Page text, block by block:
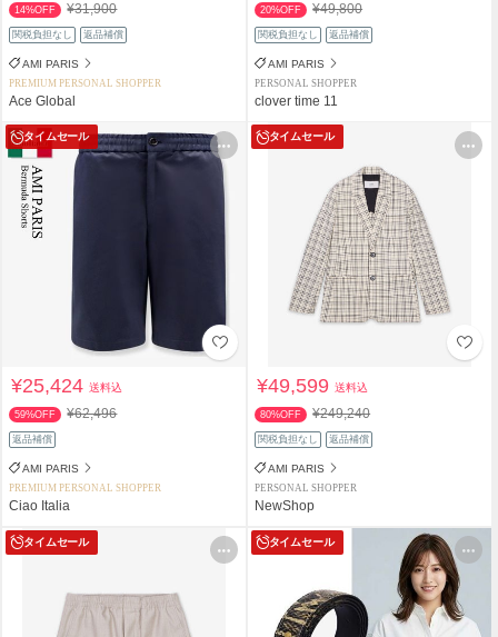
14%OFF ¥31,900
関税負担なし 返品補償
AMI PARIS
PREMIUM PERSONAL SHOPPER
Ace Global
20%OFF ¥49,800
関税負担なし 返品補償
AMI PARIS
PERSONAL SHOPPER
clover time 11
タイムセール
¥25,424送料込
59%OFF ¥62,496
返品補償
AMI PARIS
PREMIUM PERSONAL SHOPPER
Ciao Italia
タイムセール
¥49,599送料込
80%OFF ¥249,240
関税負担なし 返品補償
AMI PARIS
PERSONAL SHOPPER
NewShop
タイムセール タイムセール